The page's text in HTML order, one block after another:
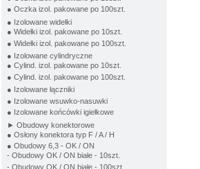
● Oczka izol. pakowane po 100szt.
● Izolowane widełki
● Widełki izol. pakowane po 10szt.
● Widełki izol. pakowane po 100szt.
● Izolowane cylindryczne
● Cylind. izol. pakowane po 10szt.
● Cylind. izol. pakowane po 100szt.
● Izolowane łączniki
● Izolowane wsuwko-nasuwki
● Izolowane końcówki igiełkowe
► Obudowy konektorowe
● Osłony konektora typ F / A / H
● Obudowy 6,3 - OK / ON
- Obudowy OK / ON białe - 10szt.
- Obudowy OK / ON białe - 100szt.